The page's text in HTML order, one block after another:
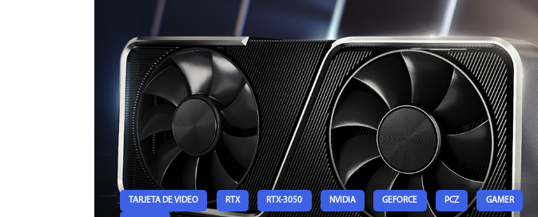
Aviso de privacidad
TARJETA DE VIDEO RTX RTX-3050 NVIDIA GEFORCE PCZ GAMER